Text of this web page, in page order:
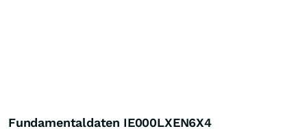
Fundamentaldaten IE000LXEN6X4